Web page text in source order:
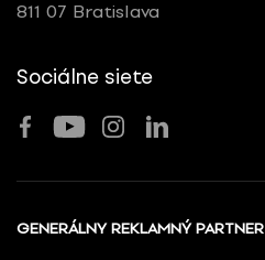
811 07 Bratislava
Sociálne siete
GENERÁLNY REKLAMNÝ PARTNER